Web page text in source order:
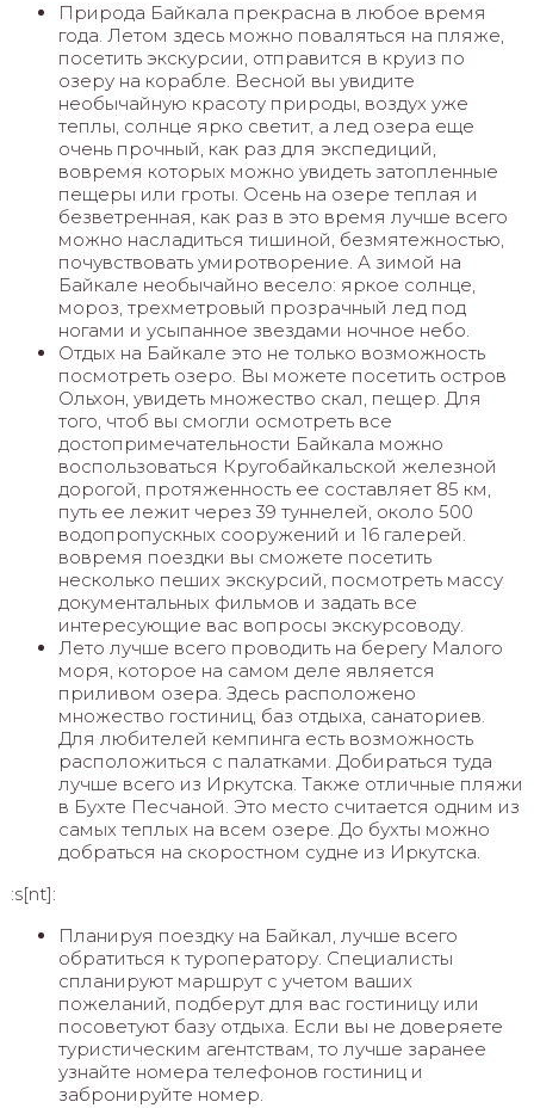
Природа Байкала прекрасна в любое время
года. Летом здесь можно поваляться на пляже,
посетить экскурсии, отправится в круиз по
озеру на корабле. Весной вы увидите
необычайную красоту природы, воздух уже
теплы, солнце ярко светит, а лед озера еще
очень прочный, как раз для экспедиций,
вовремя которых можно увидеть затопленные
пещеры или гроты. Осень на озере теплая и
безветренная, как раз в это время лучше всего
можно насладиться тишиной, безмятежностью,
почувствовать умиротворение. А зимой на
Байкале необычайно весело: яркое солнце,
мороз, трехметровый прозрачный лед под
ногами и усыпанное звездами ночное небо.
Отдых на Байкале это не только возможность
посмотреть озеро. Вы можете посетить остров
Ольхон, увидеть множество скал, пещер. Для
того, чтоб вы смогли осмотреть все
достопримечательности Байкала можно
воспользоваться Кругобайкальской железной
дорогой, протяженность ее составляет 85 км,
путь ее лежит через 39 туннелей, около 500
водопропускных сооружений и 16 галерей.
вовремя поездки вы сможете посетить
несколько пеших экскурсий, посмотреть массу
документальных фильмов и задать все
интересующие вас вопросы экскурсоводу.
Лето лучше всего проводить на берегу Малого
моря, которое на самом деле является
приливом озера. Здесь расположено
множество гостиниц, баз отдыха, санаториев.
Для любителей кемпинга есть возможность
расположиться с палатками. Добираться туда
лучше всего из Иркутска. Также отличные пляжи
в Бухте Песчаной. Это место считается одним из
самых теплых на всем озере. До бухты можно
добраться на скоростном судне из Иркутска.
:s[nt]:
Планируя поездку на Байкал, лучше всего
обратиться к туроператору. Специалисты
спланируют маршрут с учетом ваших
пожеланий, подберут для вас гостиницу или
посоветуют базу отдыха. Если вы не доверяете
туристическим агентствам, то лучше заранее
узнайте номера телефонов гостиниц и
забронируйте номер.